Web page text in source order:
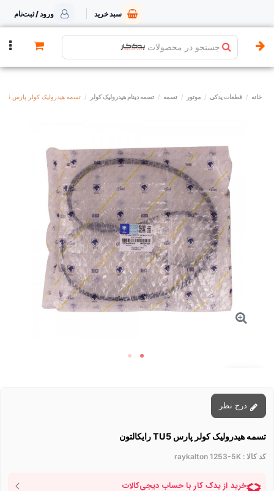
سبد خرید ورود / ثبت‌نام
جستجو در محصولات
خانه قطعات یدکی موتور تسمه تسمه دینام هیدرولیک کولر تسمه هیدرولیک کولر پارس TU5 رایکالتون
تسمه هیدرولیک کولر پارس TU5 رایکالتون
کد کالا : raykalton 1253-5K